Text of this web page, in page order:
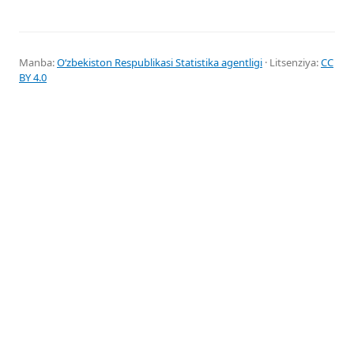
Manba:Oʻzbekiston Respublikasi Statistika agentligi · Litsenziya:CC
BY 4.0